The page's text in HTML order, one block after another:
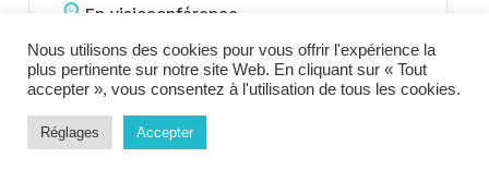
En visioconférence
PRIX:
Gratuit
Nous utilisons des cookies pour vous offrir l'expérience la
plus pertinente sur notre site Web. En cliquant sur « Tout
accepter », vous consentez à l'utilisation de tous les cookies.
Réglages Accepter